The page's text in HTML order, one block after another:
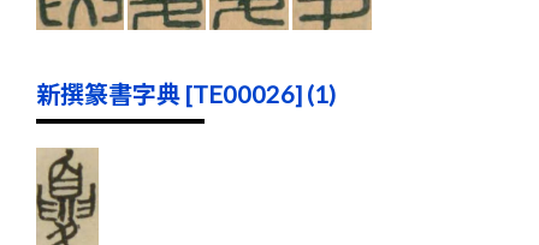
新撰篆書字典 [TE00026] (1)